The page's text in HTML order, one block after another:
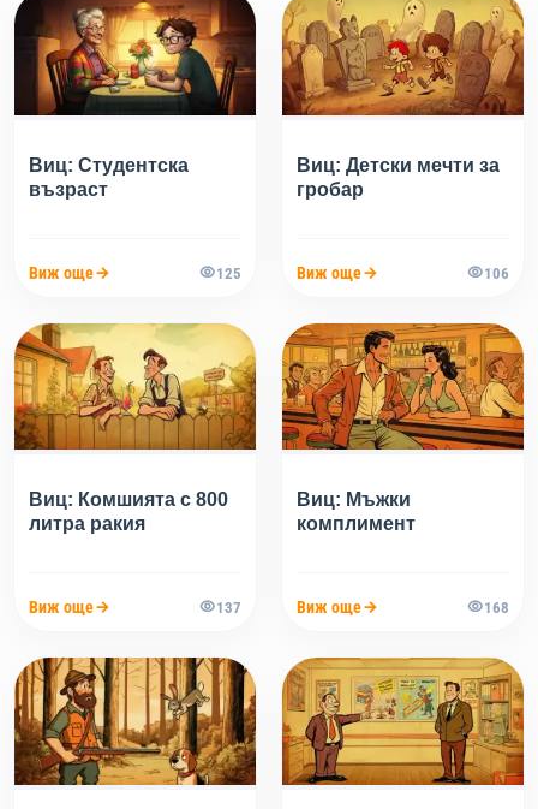
Виц: Студентска
възраст
Виж още 125
Виц: Детски мечти за
гробар
Виж още 106
Виц: Комшията с 800
литра ракия
Виж още 137
Виц: Мъжки
комплимент
Виж още 168